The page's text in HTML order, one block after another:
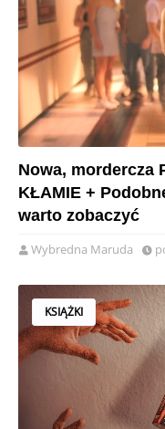
Nowa, mordercza
KŁAMIE +
warto zobaczyć
Wybredna Maruda
KSIĄŻKI